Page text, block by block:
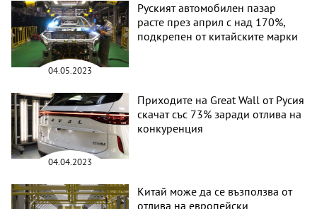
04.05.2023
Руският автомобилен пазар
расте през април с над 170%,
подкрепен от китайските марки
04.04.2023
Приходите на Great Wall от Русия
скачат със 73% заради отлива на
конкуренция
Китай може да се възползва от
отлива на европейски